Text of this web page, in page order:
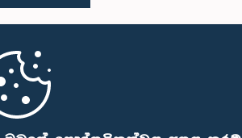
ප.ව. 1:30 - ප.ව. 1:38